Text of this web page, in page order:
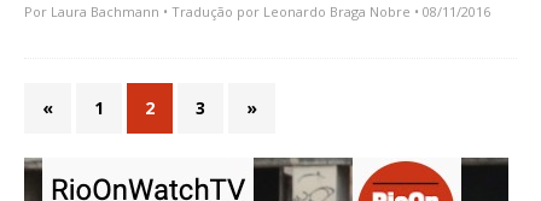
Por Laura Bachmann • Tradução por Leonardo Braga Nobre • 08/11/2016
« 1 2 3 »